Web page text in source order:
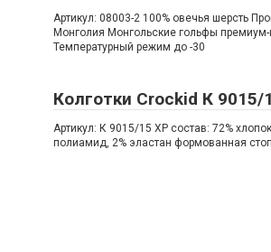
Артикул: 08003-2 100% овечья шерсть
Монголия Монгольские гольфы премиум-
Температурный режим до -30
Колготки Crockid К 9015/
Артикул: К 9015/15 ХР состав: 72%
полиамид, 2% эластан формованная